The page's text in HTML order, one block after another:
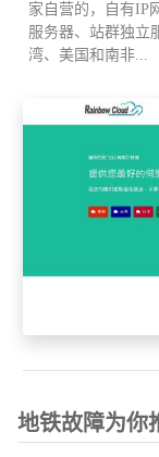
家自营的，自有IP
服务器、站群独立
湾、美国和南非...
地铁故障为你